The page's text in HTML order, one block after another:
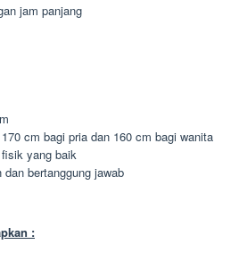
jam panjang
cm bagi pria dan 160 cm bagi wanita
yang baik
bertanggung jawab
: